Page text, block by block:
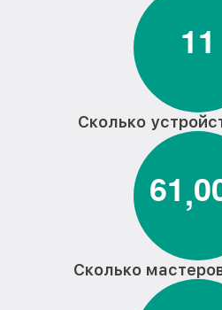
11
Сколько
61,0
Сколько